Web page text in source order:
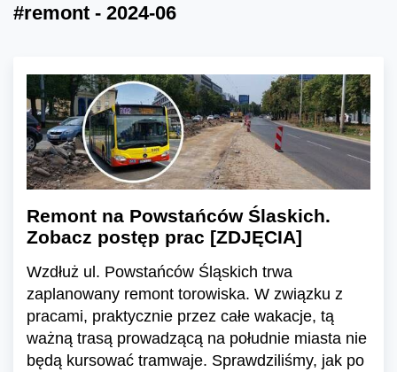
#remont - 2024-06
Remont na Powstańców Ślaskich.
Zobacz postęp prac [ZDJĘCIA]
Wzdłuż ul. Powstańców Śląskich trwa
zaplanowany remont torowiska. W związku z
pracami, praktycznie przez całe wakacje, tą
ważną trasą prowadzącą na południe miasta nie
będą kursować tramwaje. Sprawdziliśmy, jak po